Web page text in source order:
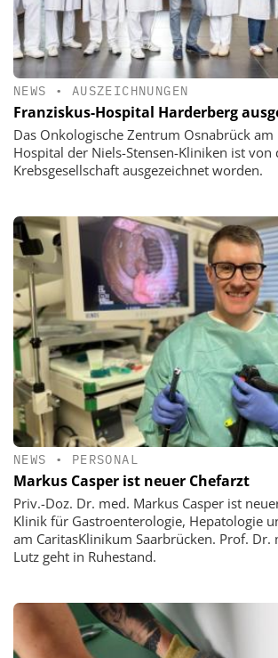
NEWS • AUSZEICHNUNGEN
Franziskus-Hospital Harderberg
Das Onkologische Zentrum Osnabrück am
Hospital der Niels-Stensen-Kliniken ist von
Krebsgesellschaft ausgezeichnet worden.
NEWS • PERSONAL
Markus Casper ist neuer Chefarzt
Priv.-Doz. Dr. med. Markus Casper ist
Klinik für Gastroenterologie, Hepatologie
am CaritasKlinikum Saarbrücken. Prof. Dr.
Lutz geht in Ruhestand.